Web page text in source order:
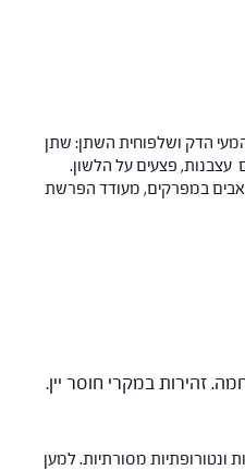
הדק ושלפוחית השתן: שתן
עצבנות, פצעים על הלשון.
במפרקים, מעודד הפרשת
זהירות במקרי חוסר יין.
מסורתיות. למען